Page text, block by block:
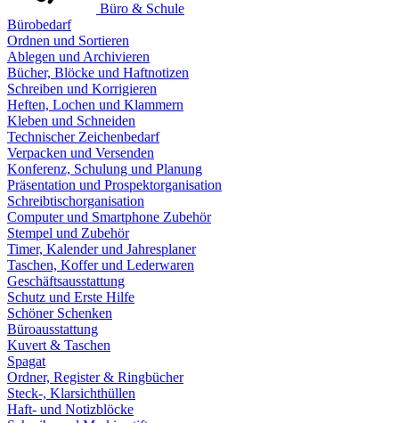
Büro & Schule
Bürobedarf
Ordnen und Sortieren
Ablegen und Archivieren
Bücher, Blöcke und Haftnotizen
Schreiben und Korrigieren
Heften, Lochen und Klammern
Kleben und Schneiden
Technischer Zeichenbedarf
Verpacken und Versenden
Konferenz, Schulung und Planung
Präsentation und Prospektorganisation
Schreibtischorganisation
Computer und Smartphone Zubehör
Stempel und Zubehör
Timer, Kalender und Jahresplaner
Taschen, Koffer und Lederwaren
Geschäftsausstattung
Schutz und Erste Hilfe
Schöner Schenken
Büroausstattung
Kuvert & Taschen
Spagat
Ordner, Register & Ringbücher
Steck-, Klarsichthüllen
Haft- und Notizblöcke